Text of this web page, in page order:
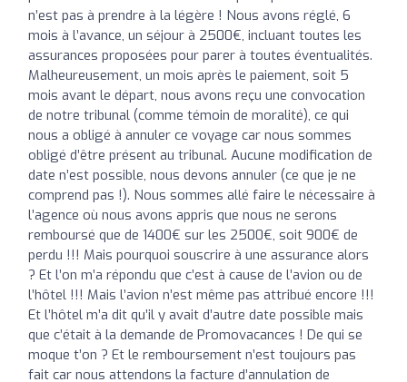
n’est pas à prendre à la légère ! Nous avons réglé, 6
mois à l’avance, un séjour à 2500€, incluant toutes les
assurances proposées pour parer à toutes éventualités.
Malheureusement, un mois après le paiement, soit 5
mois avant le départ, nous avons reçu une convocation
de notre tribunal (comme témoin de moralité), ce qui
nous a obligé à annuler ce voyage car nous sommes
obligé d’être présent au tribunal. Aucune modification de
date n’est possible, nous devons annuler (ce que je ne
comprend pas !). Nous sommes allé faire le nécessaire à
l’agence où nous avons appris que nous ne serons
remboursé que de 1400€ sur les 2500€, soit 900€ de
perdu !!! Mais pourquoi souscrire à une assurance alors
? Et l’on m’a répondu que c’est à cause de l’avion ou de
l’hôtel !!! Mais l’avion n’est même pas attribué encore !!!
Et l’hôtel m’a dit qu’il y avait d’autre date possible mais
que c’était à la demande de Promovacances ! De qui se
moque t’on ? Et le remboursement n’est toujours pas
fait car nous attendons la facture d’annulation de